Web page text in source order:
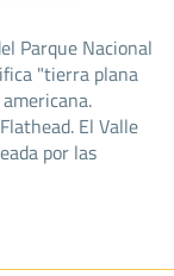
Parque Nacional
"tierra plana
El Valle
por las